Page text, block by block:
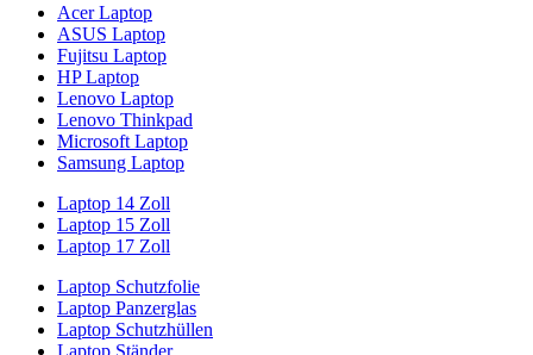
Acer Laptop
ASUS Laptop
Fujitsu Laptop
HP Laptop
Lenovo Laptop
Lenovo Thinkpad
Microsoft Laptop
Samsung Laptop
Laptop 14 Zoll
Laptop 15 Zoll
Laptop 17 Zoll
Laptop Schutzfolie
Laptop Panzerglas
Laptop Schutzhüllen
Laptop Ständer